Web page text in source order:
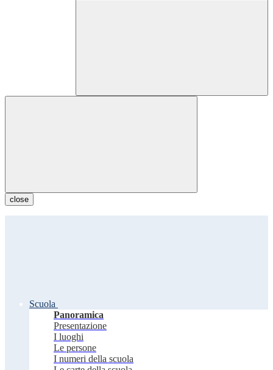
close
Scuola
Panoramica
Presentazione
I luoghi
Le persone
I numeri della scuola